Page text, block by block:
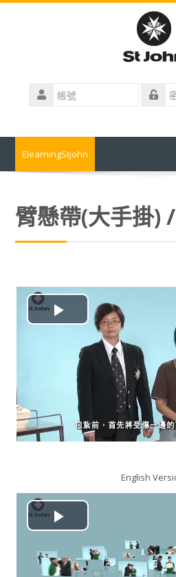
號
ElearningStjohn
Contact us 聯絡我們
常見問題
搜
尋
課
程
臂懸帶(大手掛)
播
视
频
English
播
放